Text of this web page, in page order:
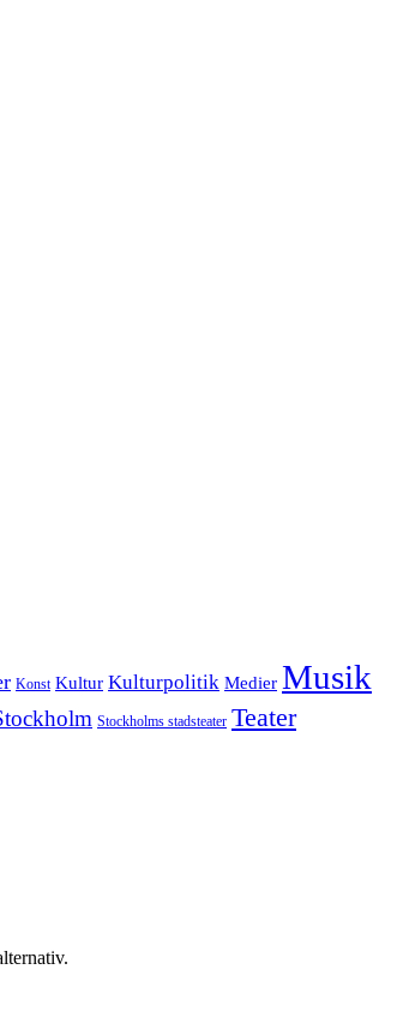
Konst Kultur Kulturpolitik Medier Musik
Stockholms stadsteater Teater